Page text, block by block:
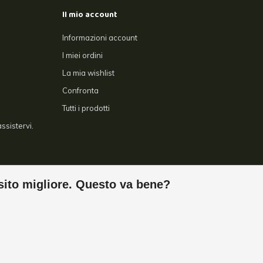
migliore. Questo va bene?
Il mio account
Informazioni account
I miei ordini
La mia wishlist
Confronta
Tutti i prodotti